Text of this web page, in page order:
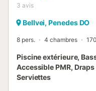
3 avis
Bellvei, Penedes DO
8 pers. 4 chambres
Piscine extérieure,
Accessible PMR,
Serviettes